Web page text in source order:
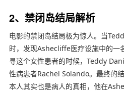
2、禁闭岛结局解析
电影的禁闭岛结局极为惊人。当
时，发现Ashecliffe医疗设施中的一
寻这个女性患者的时候，Teddy
性病患者Rachel Solando。最终的
本人其实也是病人的真相，他在